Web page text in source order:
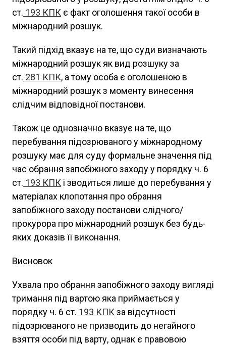
ст. 193 КПК є факт оголошення такої особи в
міжнародний розшук.
Такий підхід вказує на те, що суди визначають
міжнародний розшук як вид розшуку за
ст. 281 КПК, а тому особа є оголошеною в
міжнародний розшук з моменту винесення
слідчим відповідної постанови.
Також це однозначно вказує на те, що
перебування підозрюваного у міжнародному
розшуку має для суду формальне значення під
час обрання запобіжного заходу у порядку ч. 6
ст. 193 КПК і зводиться лише до перебування у
матеріалах клопотання про обрання
запобіжного заходу постанови слідчого/
прокурора про міжнародний розшук без будь-
яких доказів її виконання.
Висновок
Ухвала про обрання запобіжного заходу вигляді
тримання під вартою яка приймається у
порядку ч. 6 ст. 193 КПКза відсутності
підозрюваного не призводить до негайного
взяття особи під варту, однак є правовою